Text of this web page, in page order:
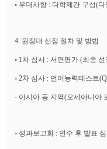
◦ 우대사항 : 다학제간 구성(
4. 원정대 선정 절차 및 방법
◦ 1차 심사 : 서면평가 (최종
◦ 2차 심사 : 언어능력테스트
- 아시아 등 지역(오세아니아
◦ 성과보고회 : 연수 후 발표